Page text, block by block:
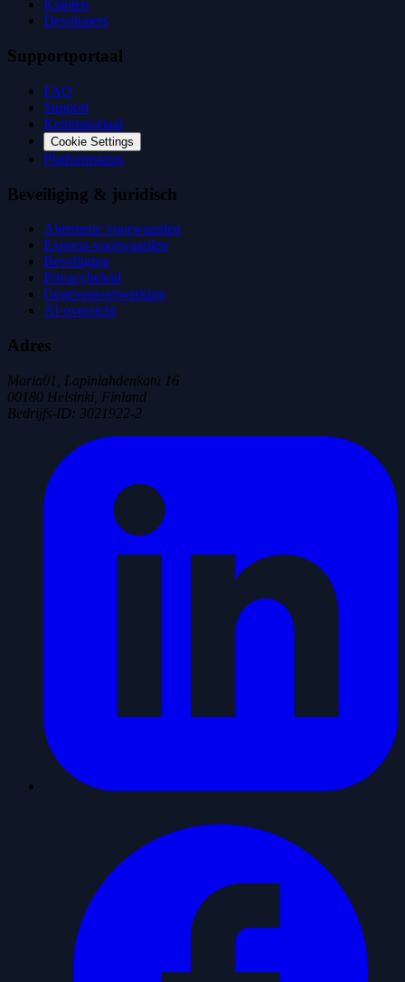
Klanten
Developers
Supportportaal
FAQ
Support
Kennisportaal
Cookie Settings
Platformstatus
Beveiliging & juridisch
Algemene voorwaarden
Express-voorwaarden
Beveiliging
Privacybeleid
Gegevensverwerking
AI-overzicht
Adres
Maria01, Lapinlahdenkatu 16
00180 Helsinki, Finland
Bedrijfs-ID: 3021922-2